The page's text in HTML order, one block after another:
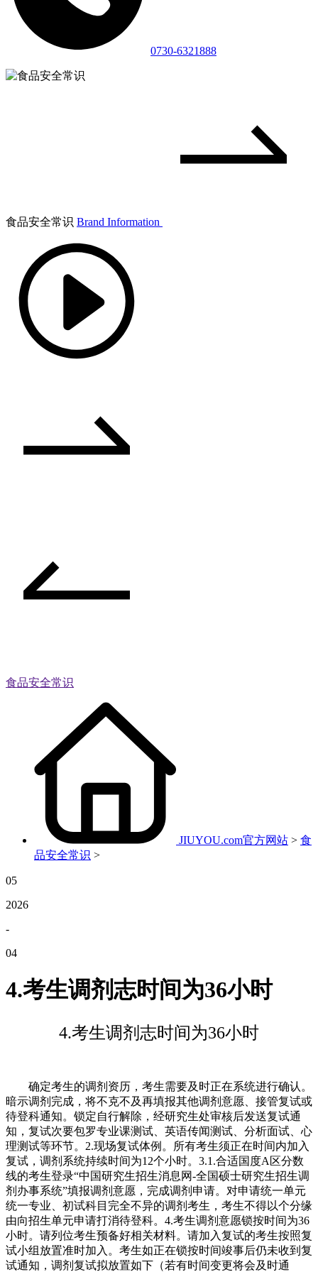
0730-6321888
食品安全常识 Brand Information
食品安全常识
JIUYOU.com官方网站 > 食
品安全常识 >
05
2026
-
04
4.考生调剂志时间为36小时
4.考生调剂志时间为36小时
确定考生的调剂资历，考生需要及时正在系统进行确认。
暗示调剂完成，将不克不及再填报其他调剂意愿、接管复试或
待登科通知。锁定自行解除，经研究生处审核后发送复试通
知，复试次要包罗专业课测试、英语传闻测试、分析面试、心
理测试等环节。2.现场复试体例。所有考生须正在时间内加入
复试，调剂系统持续时间为12个小时。3.1.合适国度A区分数
线的考生登录“中国研究生招生消息网-全国硕士研究生招生调
剂办事系统”填报调剂意愿，完成调剂申请。对申请统一单元
统一专业、初试科目完全不异的调剂考生，考生不得以个分缘
由向招生单元申请打消待登科。4.考生调剂意愿锁按时间为36
小时。请列位考生预备好相关材料。请加入复试的考生按照复
试小组放置准时加入。考生如正在锁按时间竣事后仍未收到复
试通知，调剂复试拟放置如下（若有时间变更将会及时通